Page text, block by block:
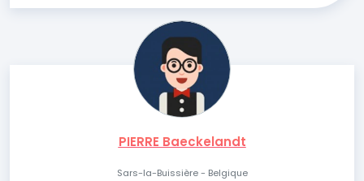
PIERRE Baeckelandt
Sars-la-Buissière - Belgique